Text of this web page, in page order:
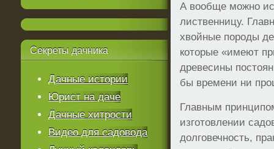
А вообще можно
лиственницу.
хвойные породы
которые «имеют
древесины
бы времени ни
Главным
изготовлении
долговечность,
Секреты дачника
Дачные истории
Юрист на даче
Дачные хитрости
Видео для садовода